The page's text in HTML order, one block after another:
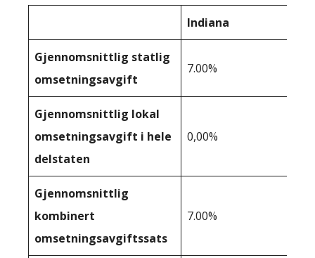
Indiana
Gjennomsnittlig statlig
omsetningsavgift
7.00%
Gjennomsnittlig lokal
omsetningsavgift i hele
delstaten
0,00%
Gjennomsnittlig
kombinert
omsetningsavgiftssats
7.00%